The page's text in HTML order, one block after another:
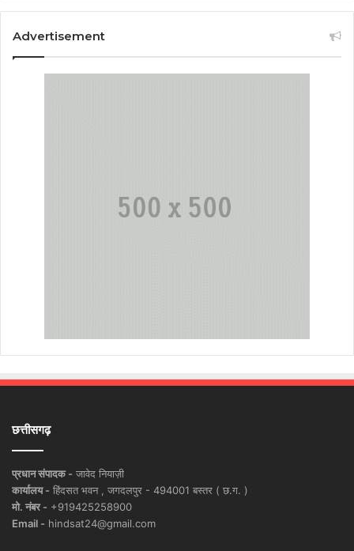
Advertisement
छत्तीसगढ़
प्रधान संपादक - जावेद नियाज़ी
कार्यालय - हिंदसत भवन , जगदलपुर - 494001 बस्तर ( छ.ग. )
मो. नंबर - +919425258900
Email - hindsat24@gmail.com